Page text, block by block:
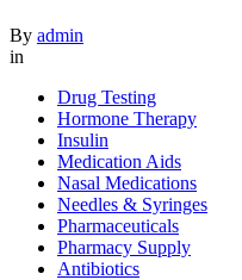
By admin
in
Drug Testing
Hormone Therapy
Insulin
Medication Aids
Nasal Medications
Needles & Syringes
Pharmaceuticals
Pharmacy Supply
Antibiotics